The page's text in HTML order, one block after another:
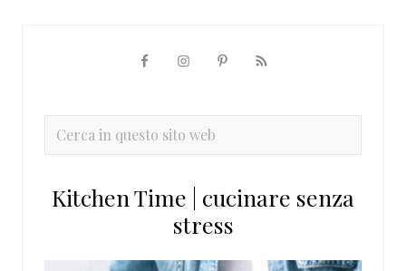
primaria
Cerca
sito
Kitchen Time | cucinare senza
stress